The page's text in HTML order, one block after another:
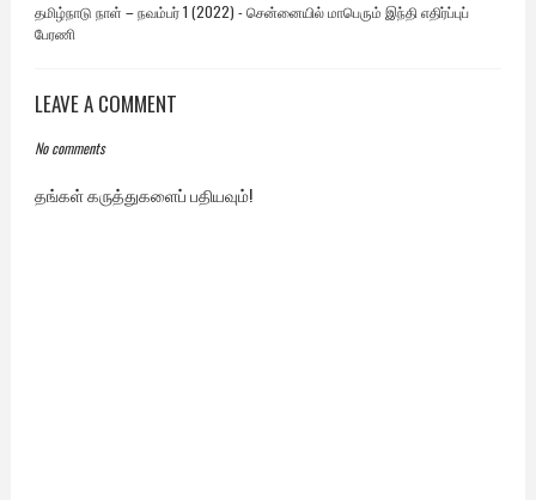
தமிழ்நாடு நாள் – நவம்பர் 1 (2022) - சென்னையில் மாபெரும் இந்தி எதிர்ப்புப்
பேரணி
LEAVE A COMMENT
No comments
தங்கள் கருத்துகளைப் பதியவும்!